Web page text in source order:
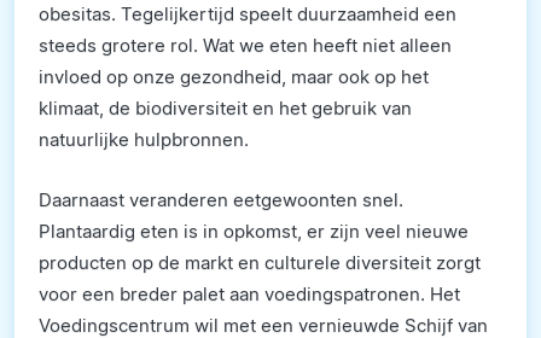
obesitas. Tegelijkertijd speelt duurzaamheid een
steeds grotere rol. Wat we eten heeft niet alleen
invloed op onze gezondheid, maar ook op het
klimaat, de biodiversiteit en het gebruik van
natuurlijke hulpbronnen.
Daarnaast veranderen eetgewoonten snel.
Plantaardig eten is in opkomst, er zijn veel nieuwe
producten op de markt en culturele diversiteit zorgt
voor een breder palet aan voedingspatronen. Het
Voedingscentrum wil met een vernieuwde Schijf van